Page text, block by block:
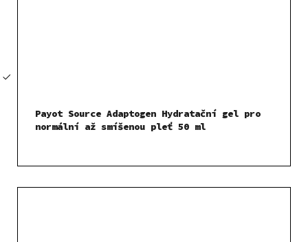
Payot Source Adaptogen Hydratační gel pro
normální až smíšenou pleť 50 ml